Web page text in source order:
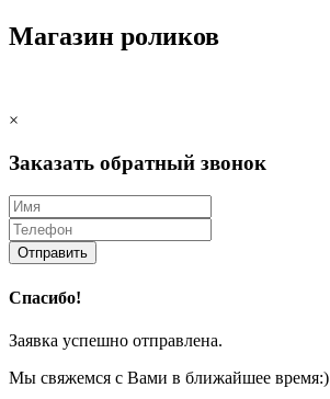
Магазин роликов
×
Заказать обратный звонок
Отправить
Спасибо!
Заявка успешно отправлена.
Мы свяжемся с Вами в ближайшее время:)